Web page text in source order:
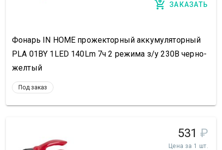
ЗАКАЗАТЬ
Фонарь IN HOME прожекторный аккумуляторный
PLA 01BY 1LED 140Lm 7ч 2 режима з/у 230В черно-
желтый
Под заказ
531 ₽
Цена за 1 шт.